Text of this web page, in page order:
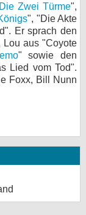
Zwei Türme",
", "Die Akte
Er sprach den
Lou aus "Coyote
" sowie den
Lied vom Tod".
Foxx, Bill Nunn